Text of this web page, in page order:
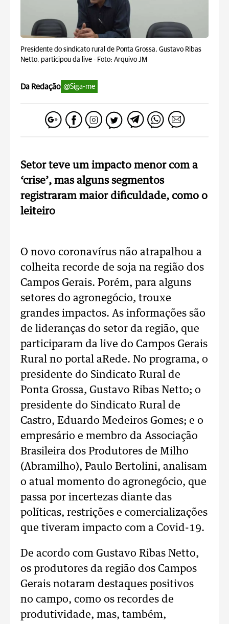
Presidente do sindicato rural de Ponta Grossa, Gustavo Ribas
Netto, participou da live - Foto: Arquivo JM
Da Redação @Siga-me
Setor teve um impacto menor com a
‘crise’, mas alguns segmentos
registraram maior dificuldade, como o
leiteiro
O novo coronavírus não atrapalhou a
colheita recorde de soja na região dos
Campos Gerais. Porém, para alguns
setores do agronegócio, trouxe
grandes impactos. As informações são
de lideranças do setor da região, que
participaram da live do Campos Gerais
Rural no portal aRede. No programa, o
presidente do Sindicato Rural de
Ponta Grossa, Gustavo Ribas Netto; o
presidente do Sindicato Rural de
Castro, Eduardo Medeiros Gomes; e o
empresário e membro da Associação
Brasileira dos Produtores de Milho
(Abramilho), Paulo Bertolini, analisam
o atual momento do agronegócio, que
passa por incertezas diante das
políticas, restrições e comercializações
que tiveram impacto com a Covid-19.
De acordo com Gustavo Ribas Netto,
os produtores da região dos Campos
Gerais notaram destaques positivos
no campo, como os recordes de
produtividade, mas, também,